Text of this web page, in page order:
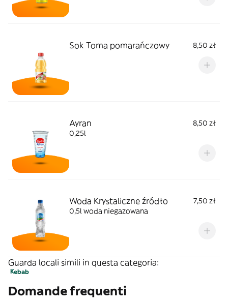
Sok Toma pomarańczowy 8,50 zł
Ayran
8,50 zł
0,25l
Woda Krystaliczne źródło
7,50 zł
0,5l woda niegazowana
Guarda locali simili in questa categoria:
Kebab
Domande frequenti